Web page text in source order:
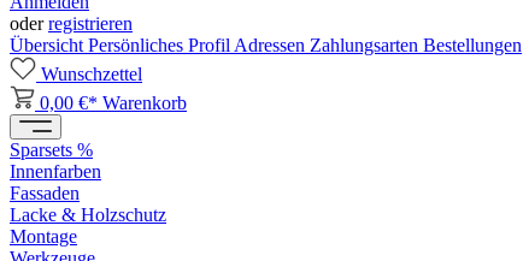
oderregistrieren
Übersicht Persönliches Profil Adressen Zahlungsarten Bestellungen
Wunschzettel
0,00 €* Warenkorb
Sparsets %
Innenfarben
Fassaden
Lacke & Holzschutz
Montage